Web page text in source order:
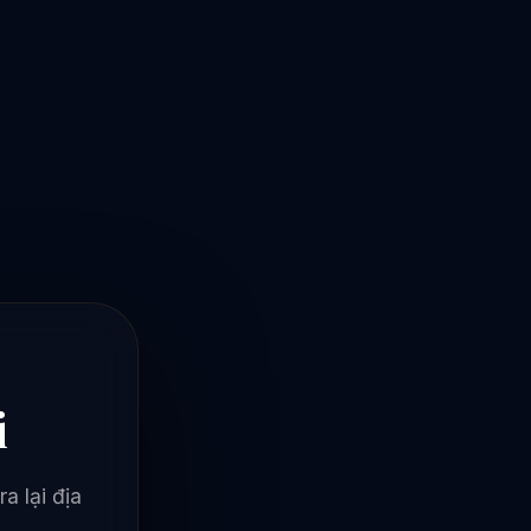
lại địa